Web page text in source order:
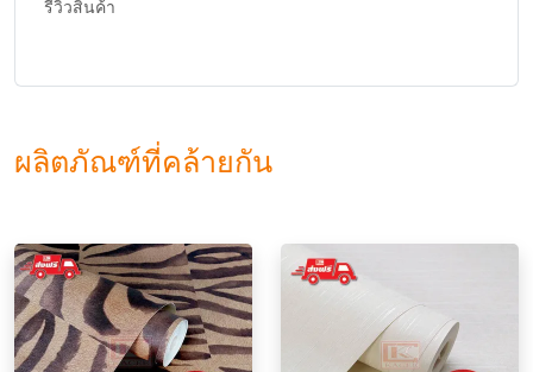
รีวิวสินค้า
ผลิตภัณฑ์ที่คล้ายกัน